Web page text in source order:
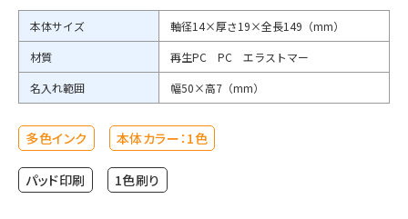
本体サイズ
軸径14×厚さ19×全長149（mm）
材質
再生PC PC エラストマー
名入れ範囲
幅50×高7（mm）
多色インク 本体カラー：1色
パッド印刷 1色刷り